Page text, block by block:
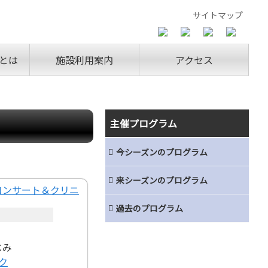
サイトマップ
は 施設利用案内 アクセス
主催プログラム
今シーズンのプログラム
来シーズンのプログラム
過去のプログラム